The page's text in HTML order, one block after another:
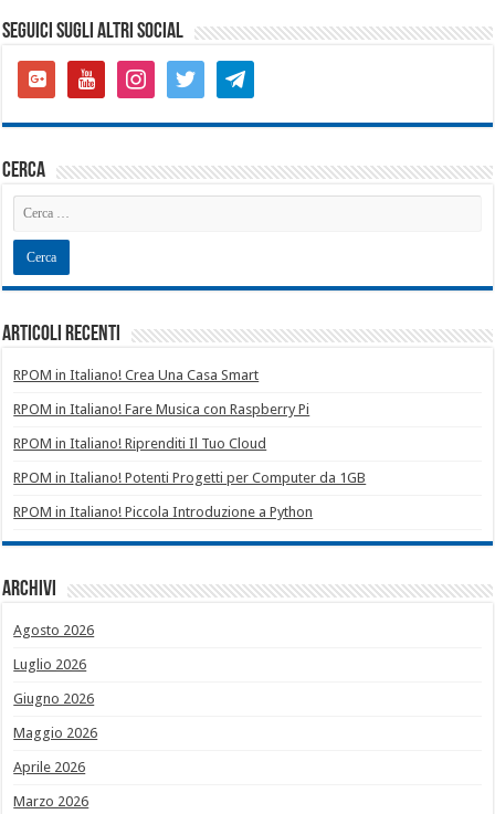
SEGUICI SUGLI ALTRI SOCIAL
google-
plus-
youtubeinstagramtwitter telegram
cerca
Articoli recenti
RPOM in Italiano! Crea Una Casa Smart
RPOM in Italiano! Fare Musica con Raspberry Pi
RPOM in Italiano! Riprenditi Il Tuo Cloud
RPOM in Italiano! Potenti Progetti per Computer da 1GB
RPOM in Italiano! Piccola Introduzione a Python
Archivi
Agosto 2026
Luglio 2026
Giugno 2026
Maggio 2026
Aprile 2026
Marzo 2026